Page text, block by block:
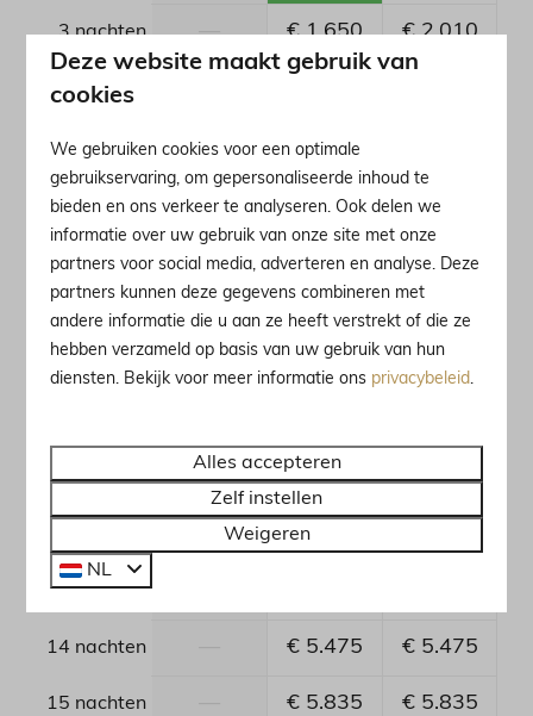
3 nachten — € 1.650 € 2.010
4 nachten
5 nachten — € 2.730
6 nachten — € 3.090 € 3.090
7 nachten — € 3.450 € 3.450
8 nachten — € 3.810 € 3.810
9 nachten € 4.170 € 3.315
11 nachten — € 4.395 € 4.395
€ 4.755
13 nachten
14 nachten € 5.475 € 5.475
15 nachten € 5.835 € 5.835
Deze website maakt gebruik van
cookies
We gebruiken cookies voor een optimale
gebruikservaring, om gepersonaliseerde inhoud te
bieden en ons verkeer te analyseren. Ook delen we
informatie over uw gebruik van onze site met onze
partners voor social media, adverteren en analyse. Deze
partners kunnen deze gegevens combineren met
andere informatie die u aan ze heeft verstrekt of die ze
hebben verzameld op basis van uw gebruik van hun
diensten. Bekijk voor meer informatie ons privacybeleid.
Alles accepteren
Zelf instellen
Weigeren
NL